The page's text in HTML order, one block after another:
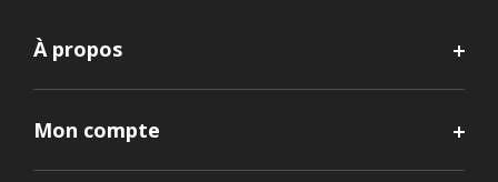
À propos
Mon compte